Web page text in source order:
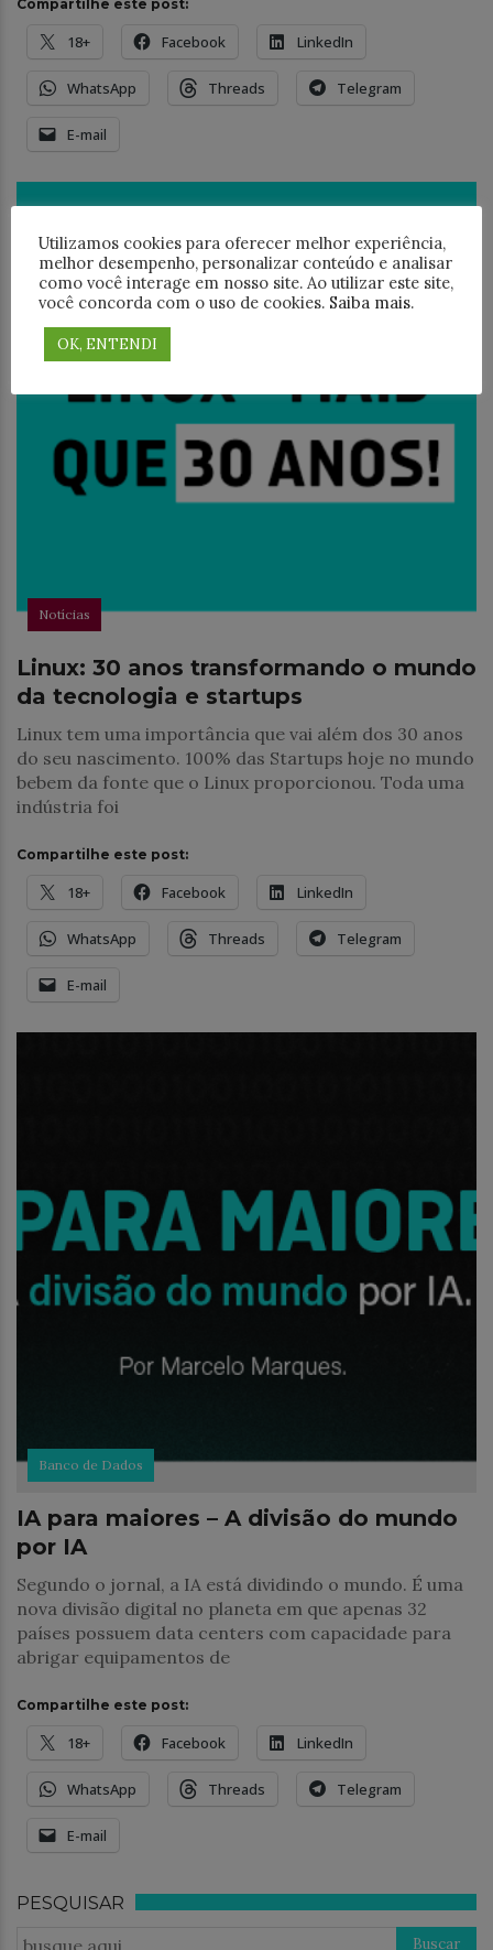
Compartilhe este post:
18+ Facebook LinkedIn
WhatsApp Threads Telegram
E-mail
Notícias
Linux: 30 anos transformando o mundo
da tecnologia e startups
Linux tem uma importância que vai além dos 30 anos
do seu nascimento. 100% das Startups hoje no mundo
bebem da fonte que o Linux proporcionou. Toda uma
indústria foi
Compartilhe este post:
18+ Facebook LinkedIn
WhatsApp Threads Telegram
E-mail
Banco de Dados
IA para maiores – A divisão do mundo
por IA
Segundo o jornal, a IA está dividindo o mundo. É uma
nova divisão digital no planeta em que apenas 32
países possuem data centers com capacidade para
abrigar equipamentos de
Compartilhe este post:
18+ Facebook LinkedIn
WhatsApp Threads Telegram
E-mail
PESQUISAR
Utilizamos cookies para oferecer melhor experiência,
melhor desempenho, personalizar conteúdo e analisar
como você interage em nosso site. Ao utilizar este site,
você concorda com o uso de cookies. Saiba mais.
OK, ENTENDI